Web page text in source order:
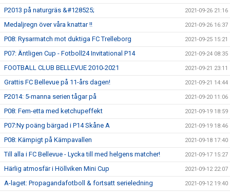
P2013 på naturgräs &#128525; 2021-09-26 21:16
Medaljregn över våra knattar !! 2021-09-26 16:37
P08: Rysarmatch mot duktiga FC Trelleborg 2021-09-25 15:21
P07: Äntligen Cup - Fotboll24 Invitational P14 2021-09-24 08:35
FOOTBALL CLUB BELLEVUE 2010-2021 2021-09-21 23:11
Grattis FC Bellevue på 11-års dagen! 2021-09-21 14:44
P2014: 5-manna serien tågar på 2021-09-20 11:06
P08: Fem-etta med ketchupeffekt 2021-09-19 18:59
P07:Ny poäng bärgad i P14 Skåne A 2021-09-19 18:46
P08: Kämpigt på Kämpavallen 2021-09-18 17:40
Till alla i FC Bellevue - Lycka till med helgens matcher! 2021-09-17 15:27
Härlig atmosfär i Höllviken Mini Cup 2021-09-12 22:07
A-laget: Propagandafotboll & fortsatt serieledning 2021-09-12 19:40